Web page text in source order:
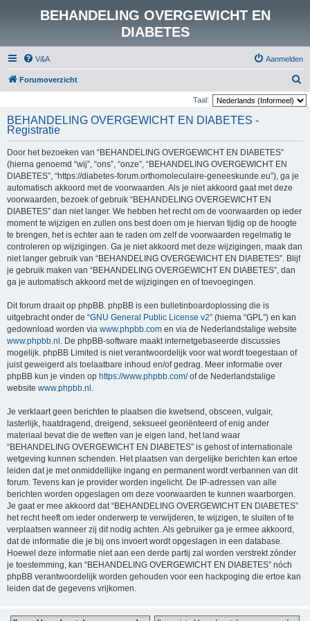
BEHANDELING OVERGEWICHT EN
DIABETES
V&A Aanmelden
Forumoverzicht
o
Taal:
BEHANDELING OVERGEWICHT EN DIABETES -
Registratie
Door het bezoeken van “BEHANDELING OVERGEWICHT EN DIABETES”
(hierna genoemd “wij”, “ons”, “onze”, “BEHANDELING OVERGEWICHT EN
DIABETES”, “https://diabetes-forum.orthomoleculaire-geneeskunde.eu”), ga je
automatisch akkoord met de voorwaarden. Als je niet akkoord gaat met deze
voorwaarden, bezoek of gebruik “BEHANDELING OVERGEWICHT EN
DIABETES” dan niet langer. We hebben het recht om de voorwaarden op ieder
moment te wijzigen en zullen ons best doen om je hiervan tijdig op de hoogte
te brengen, het is echter aan te raden om zelf de voorwaarden regelmatig te
controleren op wijzigingen. Ga je niet akkoord met deze wijzigingen, maak dan
niet langer gebruik van “BEHANDELING OVERGEWICHT EN DIABETES”. Blijf
je gebruik maken van “BEHANDELING OVERGEWICHT EN DIABETES”, dan
ga je automatisch akkoord met de wijzigingen en of toevoegingen.
Dit forum draait op phpBB. phpBB is een bulletinboardoplossing die is
uitgebracht onder de “GNU General Public License v2” (hierna “GPL”) en kan
gedownload worden via www.phpbb.com en via de Nederlandstalige website
www.phpbb.nl . De phpBB-software maakt internetgebaseerde discussies
mogelijk. phpBB Limited is niet verantwoordelijk voor wat wordt toegestaan of
juist geweigerd als toelaatbare inhoud en/of gedrag. Meer informatie over
phpBB kun je vinden op https://www.phpbb.com/of de Nederlandstalige
website www.phpbb.nl .
Je verklaart geen berichten te plaatsen die kwetsend, obsceen, vulgair,
lasterlijk, haatdragend, dreigend, seksueel georiënteerd of enig ander
materiaal bevat die de wetten van je eigen land, het land waar
“BEHANDELING OVERGEWICHT EN DIABETES” is gehost of internationale
wetgeving kunnen schenden. Het plaatsen van dergelijke berichten kan ertoe
leiden dat je met onmiddellijke ingang en permanent wordt verbannen van dit
forum. Tevens kan je provider worden ingelicht. De IP-adressen van alle
berichten worden opgeslagen om deze voorwaarden te kunnen waarborgen.
Je gaat er mee akkoord dat “BEHANDELING OVERGEWICHT EN DIABETES”
het recht heeft om ieder onderwerp te verwijderen, te wijzigen, te sluiten of te
verplaatsen wanneer zij dit nodig achten. Als gebruiker ga je ermee akkoord,
dat de informatie die je bij ons invoert wordt opgeslagen in een database.
Hoewel deze informatie niet aan een derde partij zal worden verstrekt zónder
je toestemming, kan “BEHANDELING OVERGEWICHT EN DIABETES” nóch
phpBB verantwoordelijk worden gehouden voor een hackpoging die ertoe kan
leiden dat de gegevens vrijkomen.